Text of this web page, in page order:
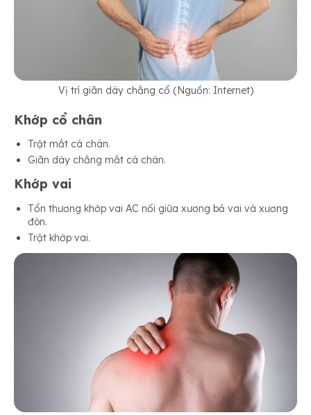
Vị trí giãn dây chằng cổ (Nguồn: Internet)
Khớp cổ chân
Trật mắt cá chân.
Giãn dây chằng mắt cá chân.
Khớp vai
Tổn thương khớp vai AC nối giữa xương bả vai và xương
đòn.
Trật khớp vai.